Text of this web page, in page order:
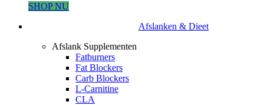
SHOP NU
Afslanken & Dieet
Afslank Supplementen
Fatburners
Fat Blockers
Carb Blockers
L-Carnitine
CLA